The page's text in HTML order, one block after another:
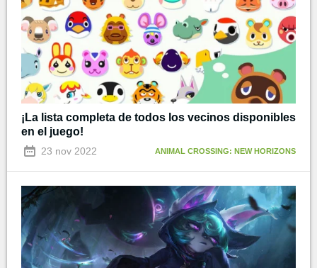
¡La lista completa de todos los vecinos disponibles
en el juego!
23 nov 2022 ANIMAL CROSSING: NEW HORIZONS